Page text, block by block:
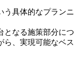
う具体的なプランニ
となる施策部分につ
ら、実現可能なベス